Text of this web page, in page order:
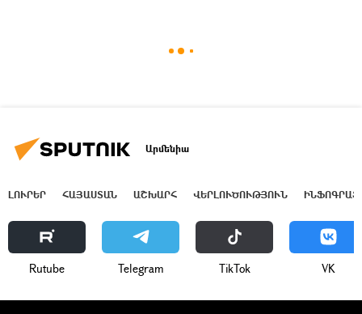
Արմենիա
ԼՈՒՐԵՐ ՀԱՅԱՍՏԱՆ ԱՇԽԱՐՀ ՎԵՐԼՈՒԾՈՒԹՅՈՒՆ
Rutube Telegram ТikТоk VK